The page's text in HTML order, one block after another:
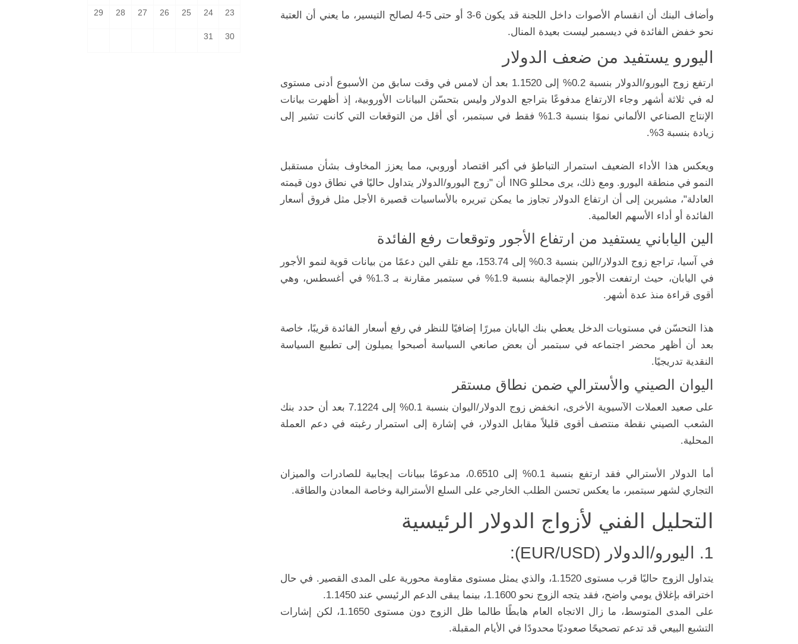
وأضاف البنك أن انقسام الأصوات داخل اللجنة قد يكون 6-3 أو حتى 5-4 لصالح التيسير، ما يعني أن العتبة
نحو خفض الفائدة في ديسمبر ليست بعيدة المنال.
اليورو يستفيد من ضعف الدولار
ارتفع زوج اليورو/الدولار بنسبة 0.2% إلى 1.1520 بعد أن لامس في وقت سابق من الأسبوع أدنى مستوى
له في ثلاثة أشهر وجاء الارتفاع مدفوعًا بتراجع الدولار وليس بتحسّن البيانات الأوروبية، إذ أظهرت بيانات
الإنتاج الصناعي الألماني نموًا بنسبة 1.3% فقط في سبتمبر، أي أقل من التوقعات التي كانت تشير إلى
زيادة بنسبة 3%.
ويعكس هذا الأداء الضعيف استمرار التباطؤ في أكبر اقتصاد أوروبي، مما يعزز المخاوف بشأن مستقبل
النمو في منطقة اليورو. ومع ذلك، يرى محللو ING أن "زوج اليورو/الدولار يتداول حاليًا في نطاق دون قيمته
العادلة"، مشيرين إلى أن ارتفاع الدولار تجاوز ما يمكن تبريره بالأساسيات قصيرة الأجل مثل فروق أسعار
الفائدة أو أداء الأسهم العالمية.
الين الياباني يستفيد من ارتفاع الأجور وتوقعات رفع الفائدة
في آسيا، تراجع زوج الدولار/الين بنسبة 0.3% إلى 153.74، مع تلقي الين دعمًا من بيانات قوية لنمو الأجور
في اليابان، حيث ارتفعت الأجور الإجمالية بنسبة 1.9% في سبتمبر مقارنة بـ 1.3% في أغسطس، وهي
أقوى قراءة منذ عدة أشهر.
هذا التحسّن في مستويات الدخل يعطي بنك اليابان مبررًا إضافيًا للنظر في رفع أسعار الفائدة قريبًا، خاصة
بعد أن أظهر محضر اجتماعه في سبتمبر أن بعض صانعي السياسة أصبحوا يميلون إلى تطبيع السياسة
النقدية تدريجيًا.
اليوان الصيني والأسترالي ضمن نطاق مستقر
على صعيد العملات الآسيوية الأخرى، انخفض زوج الدولار/اليوان بنسبة 0.1% إلى 7.1224 بعد أن حدد بنك
الشعب الصيني نقطة منتصف أقوى قليلاً مقابل الدولار، في إشارة إلى استمرار رغبته في دعم العملة
المحلية.
أما الدولار الأسترالي فقد ارتفع بنسبة 0.1% إلى 0.6510، مدعومًا ببيانات إيجابية للصادرات والميزان
التجاري لشهر سبتمبر، ما يعكس تحسن الطلب الخارجي على السلع الأسترالية وخاصة المعادن والطاقة.
التحليل الفني لأزواج الدولار الرئيسية
1. اليورو/الدولار (EUR/USD):
يتداول الزوج حاليًا قرب مستوى 1.1520، والذي يمثل مستوى مقاومة محورية على المدى القصير. في حال
اختراقه بإغلاق يومي واضح، فقد يتجه الزوج نحو 1.1600، بينما يبقى الدعم الرئيسي عند 1.1450.
على المدى المتوسط، ما زال الاتجاه العام هابطًا طالما ظل الزوج دون مستوى 1.1650، لكن إشارات
التشبع البيعي قد تدعم تصحيحًا صعوديًا محدودًا في الأيام المقبلة.
23
24
25
26
27
28
29
30
31